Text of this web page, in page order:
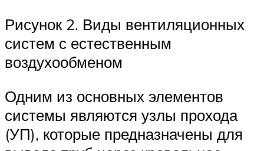
Рисунок 2. Виды вентиляционных
систем с естественным
воздухообменом
Одним из основных элементов
системы являются узлы прохода
(УП), которые предназначены для